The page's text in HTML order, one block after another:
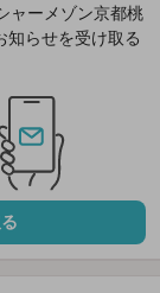
ャーメゾン京都桃
知らせを受け取る